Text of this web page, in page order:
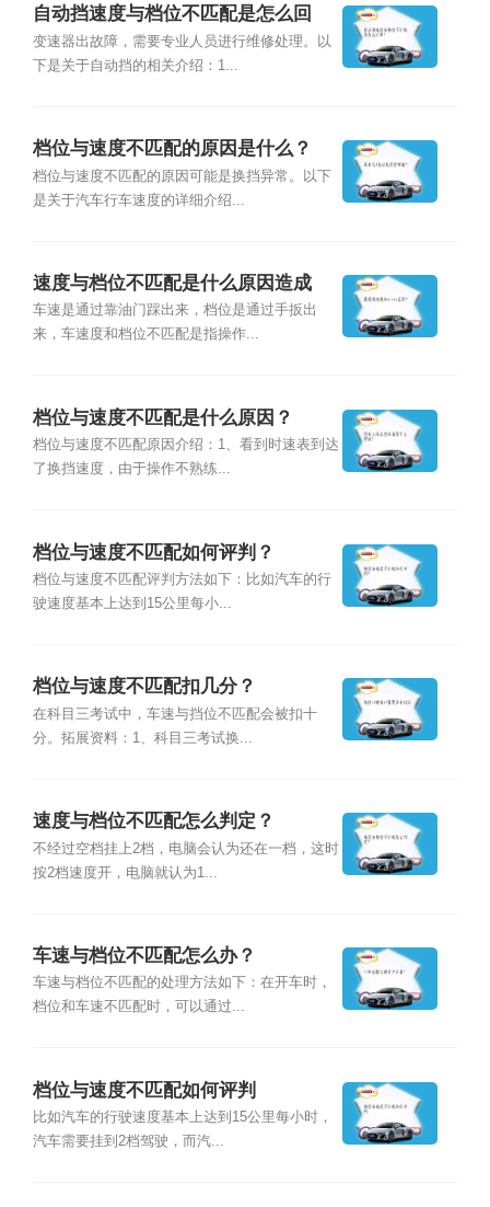
自动挡速度与档位不匹配是怎么回
事？
变速器出故障，需要专业人员进行维修处理。以
下是关于自动挡的相关介绍：1...
档位与速度不匹配的原因是什么？
档位与速度不匹配的原因可能是换挡异常。以下
是关于汽车行车速度的详细介绍...
速度与档位不匹配是什么原因造成
的？
车速是通过靠油门踩出来，档位是通过手扳出
来，车速度和档位不匹配是指操作...
档位与速度不匹配是什么原因？
档位与速度不匹配原因介绍：1、看到时速表到达
了换挡速度，由于操作不熟练...
档位与速度不匹配如何评判？
档位与速度不匹配评判方法如下：比如汽车的行
驶速度基本上达到15公里每小...
档位与速度不匹配扣几分？
在科目三考试中，车速与挡位不匹配会被扣十
分。拓展资料：1、科目三考试换...
速度与档位不匹配怎么判定？
不经过空档挂上2档，电脑会认为还在一档，这时
按2档速度开，电脑就认为1...
车速与档位不匹配怎么办？
车速与档位不匹配的处理方法如下：在开车时，
档位和车速不匹配时，可以通过...
档位与速度不匹配如何评判
比如汽车的行驶速度基本上达到15公里每小时，
汽车需要挂到2档驾驶，而汽...